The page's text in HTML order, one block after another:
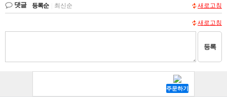
댓글 등록순 최신순 새로고침
새로고침
등록